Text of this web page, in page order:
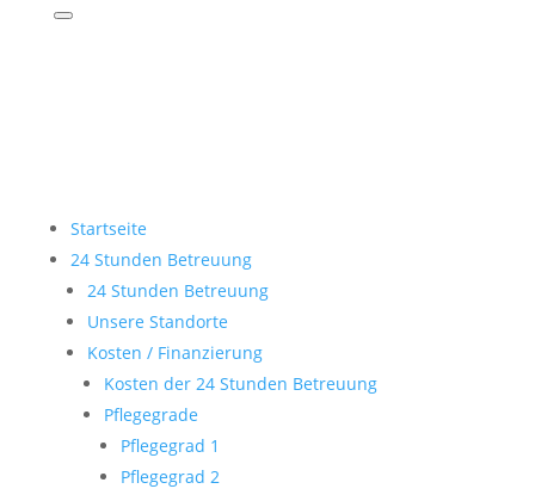
Startseite
24 Stunden Betreuung
24 Stunden Betreuung
Unsere Standorte
Kosten / Finanzierung
Kosten der 24 Stunden Betreuung
Pflegegrade
Pflegegrad 1
Pflegegrad 2